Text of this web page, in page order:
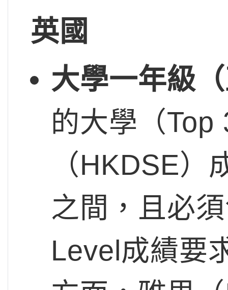
英國
大學一年級
的大學（Top
（HKDSE
之間，且必
Level成績要